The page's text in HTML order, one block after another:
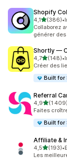
Shopify
4,1étoile(s)
(386)
386 avis au
•
Collaborez
générer
Shortly —
4,7étoile(s)
(148)
148 avis au
•
Créer des
Built for
Referral
4,9étoile(s)
(1 409)
1409 avis
Faites
Built for
Affiliate &
4,5étoile(s)
(193)
193 avis au•
Les